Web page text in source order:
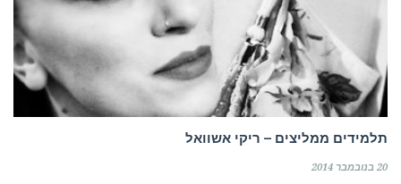
תלמידים ממליצים – ריקי אשוואל
20 בנובמבר 2014